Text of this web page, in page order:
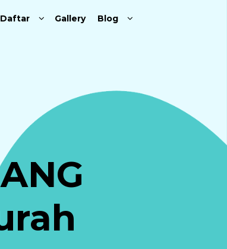
Daftar Gallery Blog